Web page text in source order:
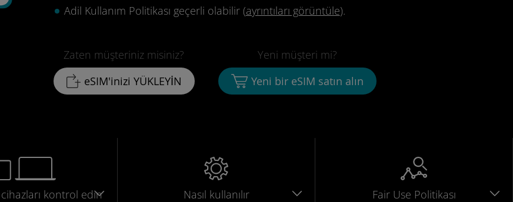
Adil Kullanım Politikası geçerli olabilir (ayrıntıları görüntüle).
Zaten müşteriniz misiniz?
eSIM'inizi YÜKLEYİN
Yeni müşteri mi?
Yeni bir eSIM satın alın
cihazları kontrol edin Nasıl kullanılır Fair Use Politikası